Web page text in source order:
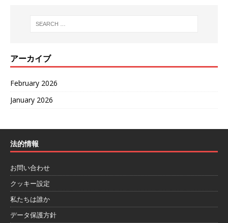
アーカイブ
February 2026
January 2026
法的情報
お問い合わせ
クッキー設定
私たちは誰か
データ保護方針